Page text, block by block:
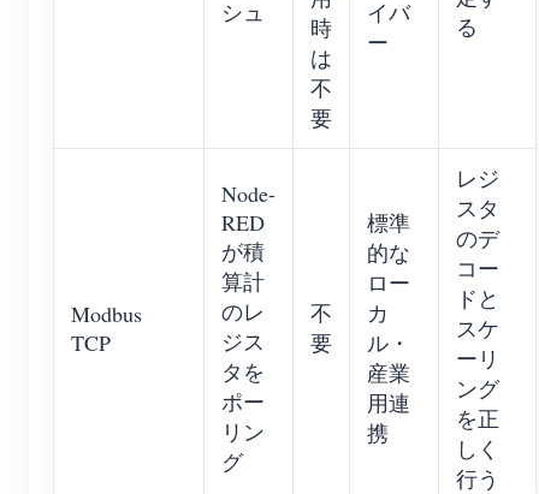
シュ
時
は
不
要
イバ
ー
る
Modbus
TCP
Node-
RED
が積
算計
のレ
ジス
タを
ポー
リン
グ
不
要
標準
的な
ロー
カ
ル・
産業
用連
携
レジ
スタ
のデ
コー
ドと
スケ
ーリ
ング
を正
しく
行う